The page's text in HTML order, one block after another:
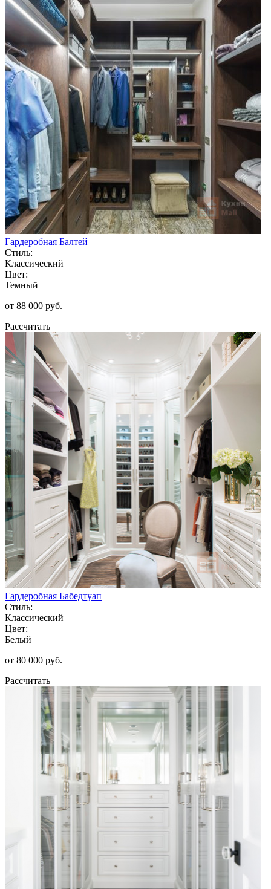
Гардеробная Балтей
Стиль:
Классический
Цвет:
Темный
от 88 000 руб.
Рассчитать
Гардеробная Бабедтуап
Стиль:
Классический
Цвет:
Белый
от 80 000 руб.
Рассчитать